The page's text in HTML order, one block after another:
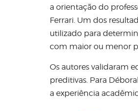
a orientação do
Ferrari. Um dos
utilizado para
com maior ou menor
Os autores validaram
preditivas. Para
a experiência